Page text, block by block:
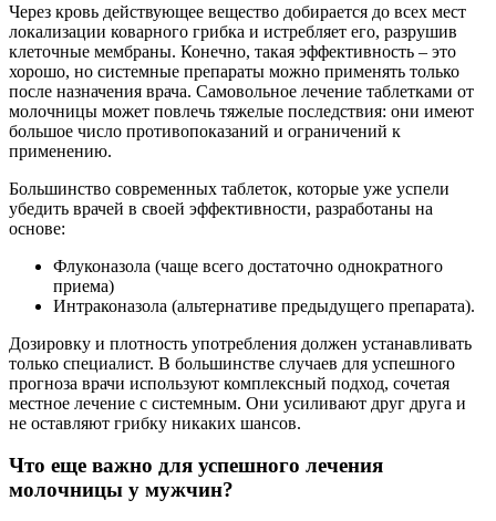
Через кровь действующее вещество добирается до всех мест
локализации коварного грибка и истребляет его, разрушив
клеточные мембраны. Конечно, такая эффективность – это
хорошо, но системные препараты можно применять только
после назначения врача. Самовольное лечение таблетками от
молочницы может повлечь тяжелые последствия: они имеют
большое число противопоказаний и ограничений к
применению.
Большинство современных таблеток, которые уже успели
убедить врачей в своей эффективности, разработаны на
основе:
Флуконазола (чаще всего достаточно однократного
приема)
Интраконазола (альтернативе предыдущего препарата).
Дозировку и плотность употребления должен устанавливать
только специалист. В большинстве случаев для успешного
прогноза врачи используют комплексный подход, сочетая
местное лечение с системным. Они усиливают друг друга и
не оставляют грибку никаких шансов.
Что еще важно для успешного лечения
молочницы у мужчин?